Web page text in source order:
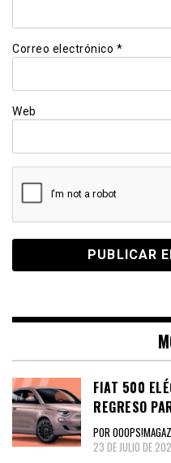
Correo electrónico *
Web
FIAT 500
REGRESO
POR
23 DE JULIO DE